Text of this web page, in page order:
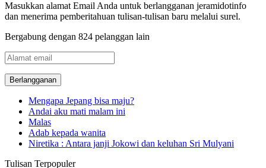
Masukkan alamat Email Anda untuk berlangganan jeramidotinfo
dan menerima pemberitahuan tulisan-tulisan baru melalui surel.
Bergabung dengan 824 pelanggan lain
Alamat
email
Mengapa Jepang bisa maju?
Andai aku mati malam ini
Malas
Adab kepada wanita
Niretika : Antara janji Jokowi dan keluhan Sri Mulyani
Tulisan Terpopuler